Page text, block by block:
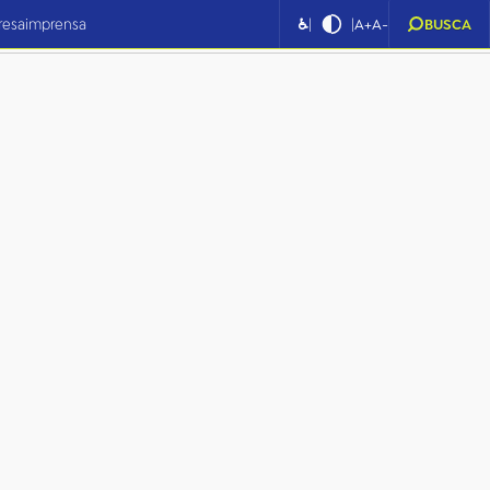
imprensa ♿| |A+A- BUSCA